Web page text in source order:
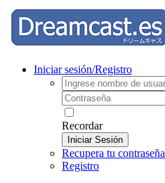
Iniciar sesión/Registro
Recordar
Iniciar Sesión
Recupera tu contraseña
Registro